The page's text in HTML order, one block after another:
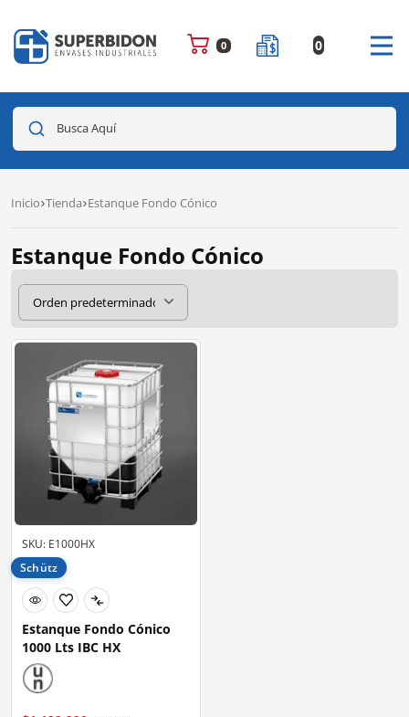
0 0
Busca Aquí
Inicio Tienda Estanque Fondo Cónico
Estanque Fondo Cónico
SKU: E1000HX
Schütz
Estanque Fondo Cónico
1000 Lts IBC HX